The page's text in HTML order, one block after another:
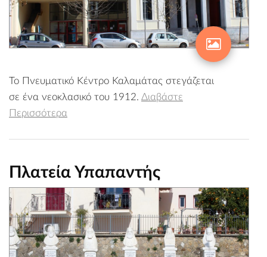
Το Πνευματικό Κέντρο Καλαμάτας στεγάζεται
σε ένα νεοκλασικό του 1912. Διαβάστε
Περισσότερα
Πλατεία Υπαπαντής